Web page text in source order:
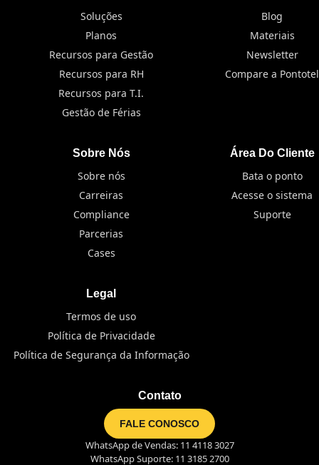
Soluções
Planos
Recursos para Gestão
Recursos para RH
Recursos para T.I.
Gestão de Férias
Blog
Materiais
Newsletter
Compare a Pontotel
Sobre Nós
Sobre nós
Carreiras
Compliance
Parcerias
Cases
Área Do Cliente
Bata o ponto
Acesse o sistema
Suporte
Legal
Termos de uso
Política de Privacidade
Política de Segurança da Informação
Contato
FALE CONOSCO
WhatsApp de Vendas: 11 4118 3027
WhatsApp Suporte: 11 3185 2700